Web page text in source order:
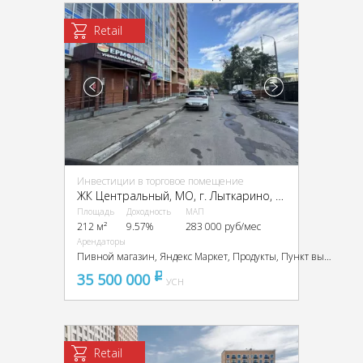
Retail
Инвестиции в торговое помещение
ЖК Центральный, МО, г. Лыткарино, Ленина ул., 12
Площадь
212 м²
Доходность
9.57%
МАП
283 000 руб/мес
Арендаторы
Пивной магазин, Яндекс Маркет, Продукты, Пункт выдачи OZON, Салон красоты, Онлайн трейд
35 500 000 pуб
УСН
Retail